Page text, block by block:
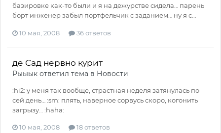
базировке как-то были и я на дежурстве сидела… парень
борт инженер забыл портфельчик с заданием… ну я с...
10 мая, 2008 36 ответов
де Сад нервно курит
Рыыык ответил тема в Новости
:hi2: у меня так вообще, страстная неделя затянулась по
сей день… :sm: плять, наверное сорвусь скоро, когонить
загрызу… :haha:
10 мая, 2008 18 ответов